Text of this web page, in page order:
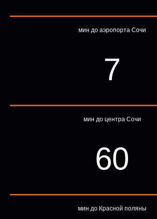
мин до аэропорта Сочи
7
мин до центра Сочи
60
мин до Красной поляны